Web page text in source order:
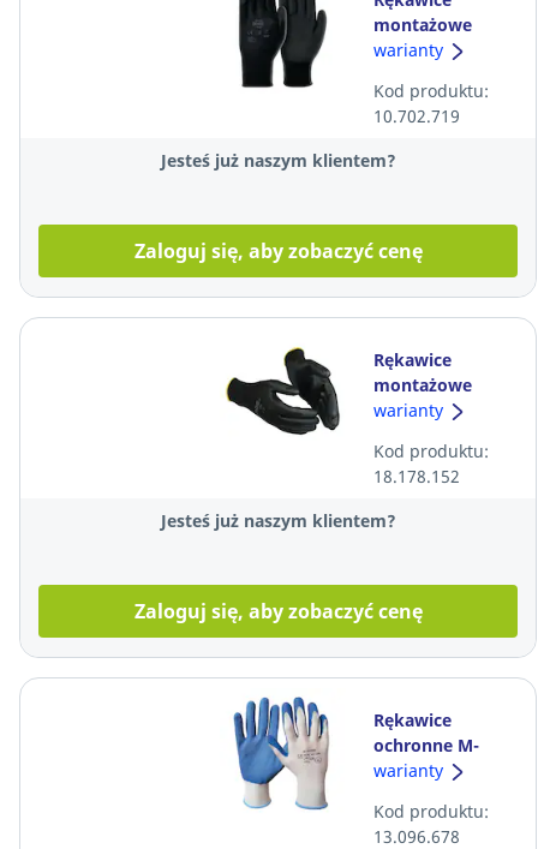
montażowe
powleczone PU
126 R9, para
warianty
Kod produktu:
10.702.719
Jesteś już naszym klientem?
Zaloguj się, aby zobaczyć cenę
Rękawice
montażowe
powleczone PU
para
warianty
Kod produktu:
18.178.152
Jesteś już naszym klientem?
Zaloguj się, aby zobaczyć cenę
Rękawice
ochronne M-
GLOVE L2001,
niebieski, 12 par
warianty
Kod produktu:
13.096.678